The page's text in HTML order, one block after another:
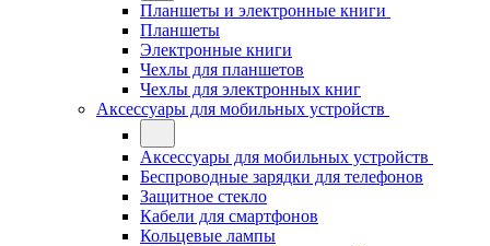
Планшеты и электронные книги
Планшеты
Электронные книги
Чехлы для планшетов
Чехлы для электронных книг
Аксессуары для мобильных устройств
Аксессуары для мобильных устройств
Беспроводные зарядки для телефонов
Защитное стекло
Кабели для смартфонов
Кольцевые лампы